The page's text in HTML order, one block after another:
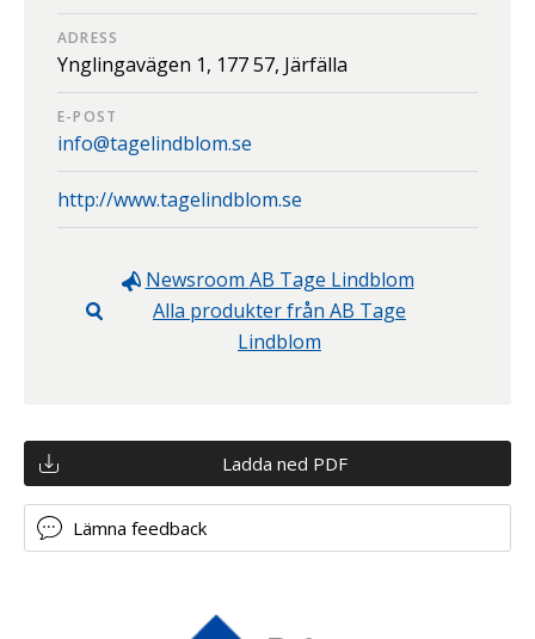
ADRESS
Ynglingavägen 1, 177 57, Järfälla
E-POST
info@tagelindblom.se
http://www.tagelindblom.se
Newsroom AB Tage Lindblom
Alla produkter från AB Tage
Lindblom
Ladda ned PDF
Lämna feedback